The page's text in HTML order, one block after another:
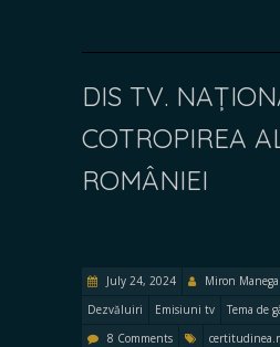
DIS TV.
COTROPIREA
ROMÂNIEI
July 24, 2024 Miron Manega
Dezvăluiri
Emisiuni tv
Tema de
8 Comments